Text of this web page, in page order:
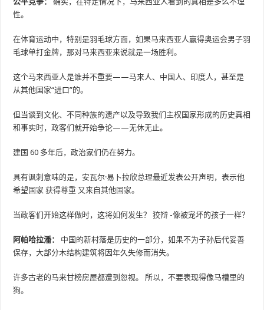
性。
在体育运动中，特别是羽毛球方面，如果马来西亚人赢得奥运会男子羽
毛球单打金牌，那对马来西亚来说就是一场胜利。
这个马来西亚人是谁并不重要——马来人、中国人、印度人，甚至是
从其他国家“进口”的。
但当谈到文化、不同种族的遗产以及导致我们主权国家形成的历史真相
和事实时，政客们就开始争论——无休无止。
建国 60 多年后，政治家们仍在努力。
具有讽刺意味的是，安瓦尔·易卜拉欣总理最近发表公开声明，表示他
希望国家获得尊重 又来自其他国家。
当政客们开始这样做时，这将如何发生？狡辩 -像被宠坏的孩子一样？
阿帕哈拉潘：
中国的新村落是历史的一部分，如果不为子孙后代妥善
保存，大部分木结构建筑将因年久失修而消失。
许多古老的马来甘榜房屋都遭到忽视。 所以，不要表现得像马槽里的
狗。